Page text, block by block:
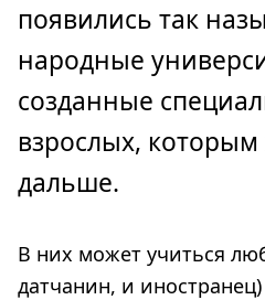
появились так
народные
созданные
взрослых, которым
дальше.
В них может учиться
датчанин, и